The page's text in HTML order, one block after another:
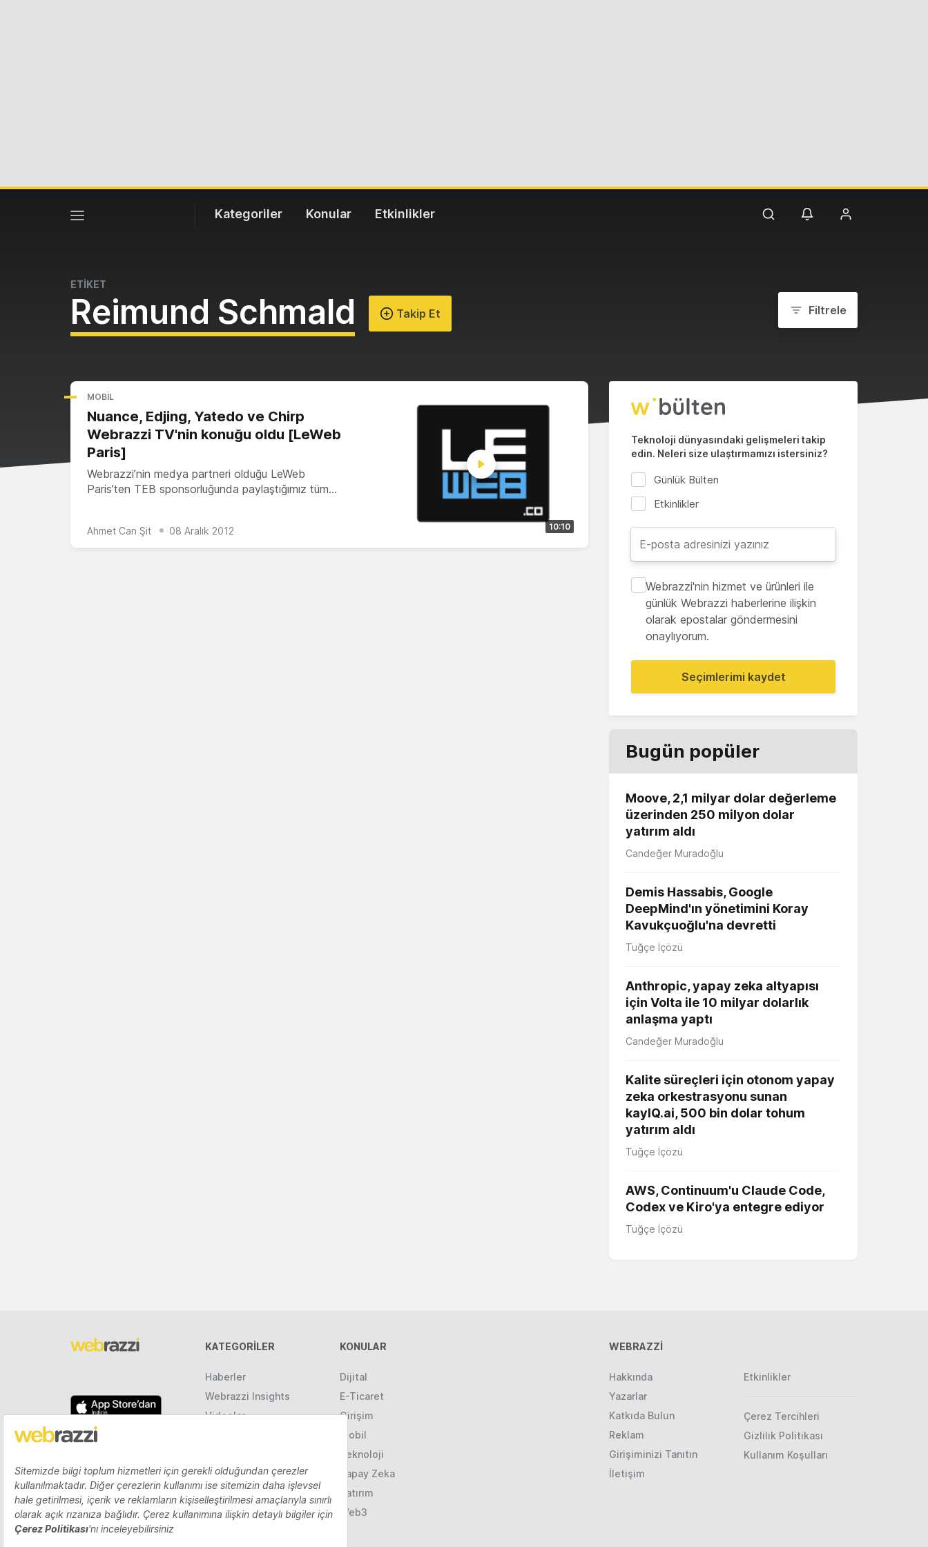
Kategoriler Konular Etkinlikler
ETİKET
Reimund Schmald Takip Et Filtrele
MOBIL
Nuance, Edjing, Yatedo ve Chirp
Webrazzi TV'nin konuğu oldu [LeWeb
Paris]
Webrazzi’nin medya partneri olduğu LeWeb
Paris’ten TEB sponsorluğunda paylaştığımız tüm…
10:10
Ahmet Can Şit 08 Aralık 2012
Teknoloji dünyasındaki gelişmeleri takip
edin. Neleri size ulaştırmamızı istersiniz?
Günlük Bülten
Etkinlikler
Webrazzi'nin hizmet ve ürünleri ile
günlük Webrazzi haberlerine ilişkin
olarak epostalar göndermesini
onaylıyorum.
Seçimlerimi kaydet
Bugün popüler
Moove, 2,1 milyar dolar değerleme
üzerinden 250 milyon dolar
yatırım aldı
Candeğer Muradoğlu
Demis Hassabis, Google
DeepMind'ın yönetimini Koray
Kavukçuoğlu'na devretti
Tuğçe İçözü
Anthropic, yapay zeka altyapısı
için Volta ile 10 milyar dolarlık
anlaşma yaptı
Candeğer Muradoğlu
Kalite süreçleri için otonom yapay
zeka orkestrasyonu sunan
kayIQ.ai, 500 bin dolar tohum
yatırım aldı
Tuğçe İçözü
AWS, Continuum'u Claude Code,
Codex ve Kiro'ya entegre ediyor
Tuğçe İçözü
KATEGORILER
Haberler
Webrazzi Insights
Videolar
KONULAR
Dijital
E-Ticaret
Girişim
Mobil
Teknoloji
Yapay Zeka
Yatırım
Web3
WEBRAZZİ
Hakkında
Yazarlar
Katkıda Bulun
Reklam
Girişiminizi Tanıtın
İletişim
Etkinlikler
Çerez Tercihleri
Gizlilik Politikası
Kullanım Koşulları